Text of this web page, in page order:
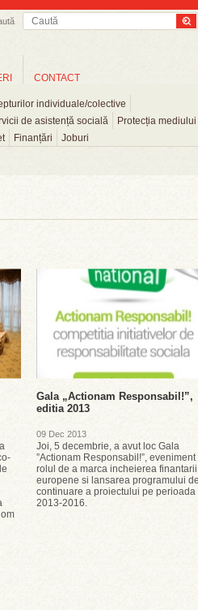
individuale/colective
de asistență socială
Protecția mediului
Finanțări Joburi
CONTACT
Gala „Actionam Responsabil!”,
editia 2013
09 Dec 2013
Joi, 5 decembrie, a avut loc Gala
”Actionam Responsabil!”, eveniment
rolul de a marca incheierea finantarii
europene si lansarea programului de
continuare a proiectului pe perioada
2013-2016.